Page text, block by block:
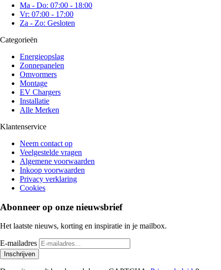
Ma - Do: 07:00 - 18:00
Vr: 07:00 - 17:00
Za - Zo: Gesloten
Categorieën
Energieopslag
Zonnepanelen
Omvormers
Montage
EV Chargers
Installatie
Alle Merken
Klantenservice
Neem contact op
Veelgestelde vragen
Algemene voorwaarden
Inkoop voorwaarden
Privacy verklaring
Cookies
Abonneer op onze nieuwsbrief
Het laatste nieuws, korting en inspiratie in je mailbox.
E-mailadres
Inschrijven